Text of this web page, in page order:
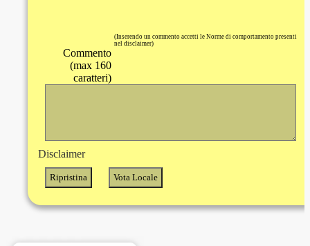
(Inserendo un commento accetti le Norme di comportamento presenti
nel disclaimer)
Commento
(max 160
caratteri)
Disclaimer